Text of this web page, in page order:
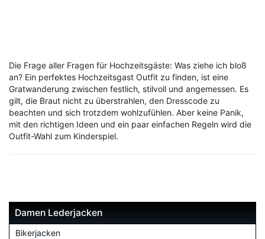
Die Frage aller Fragen für Hochzeitsgäste: Was ziehe ich bloß
an? Ein perfektes Hochzeitsgast Outfit zu finden, ist eine
Gratwanderung zwischen festlich, stilvoll und angemessen. Es
gilt, die Braut nicht zu überstrahlen, den Dresscode zu
beachten und sich trotzdem wohlzufühlen. Aber keine Panik,
mit den richtigen Ideen und ein paar einfachen Regeln wird die
Outfit-Wahl zum Kinderspiel.
Damen Lederjacken
Bikerjacken